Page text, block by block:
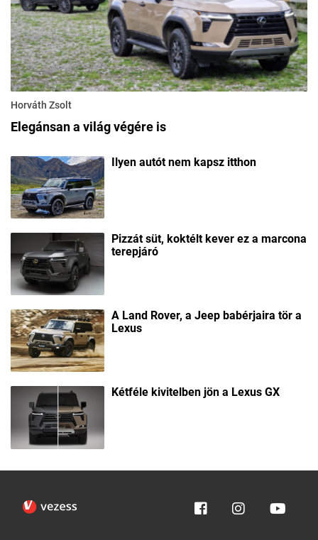
Horváth Zsolt
Elegánsan a világ végére is
Ilyen autót nem kapsz itthon
Pizzát süt, koktélt kever ez a marcona
terepjáró
A Land Rover, a Jeep babérjaira tör a
Lexus
Kétféle kivitelben jön a Lexus GX